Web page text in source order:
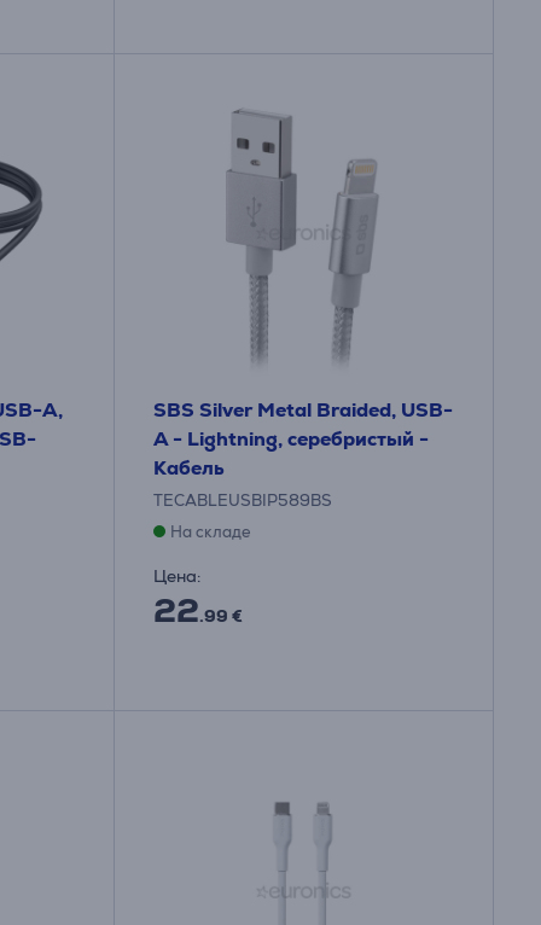
A,
SBS Silver Metal Braided, USB-
A - Lightning, серебристый -
Кабель
TECABLEUSBIP589BS
На складе
Цена:
22.99 €